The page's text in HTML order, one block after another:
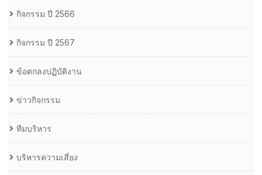
กิจกรรม ปี 2566
กิจกรรม ปี 2567
ข้อตกลงปฏิบัติงาน
ข่าวกิจกรรม
ทีมบริหาร
บริหารความเสี่ยง